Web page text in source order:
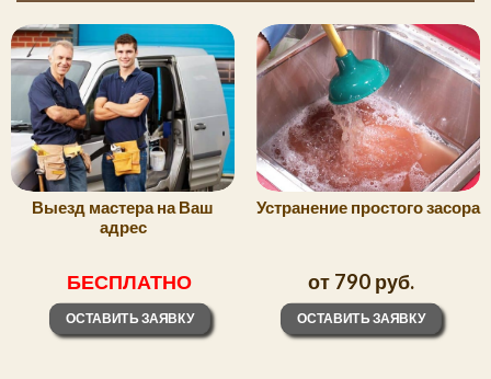
Выезд мастера на Ваш
адрес
Устранение простого засора
БЕСПЛАТНО
ОСТАВИТЬ ЗАЯВКУ
от 790 руб.
ОСТАВИТЬ ЗАЯВКУ